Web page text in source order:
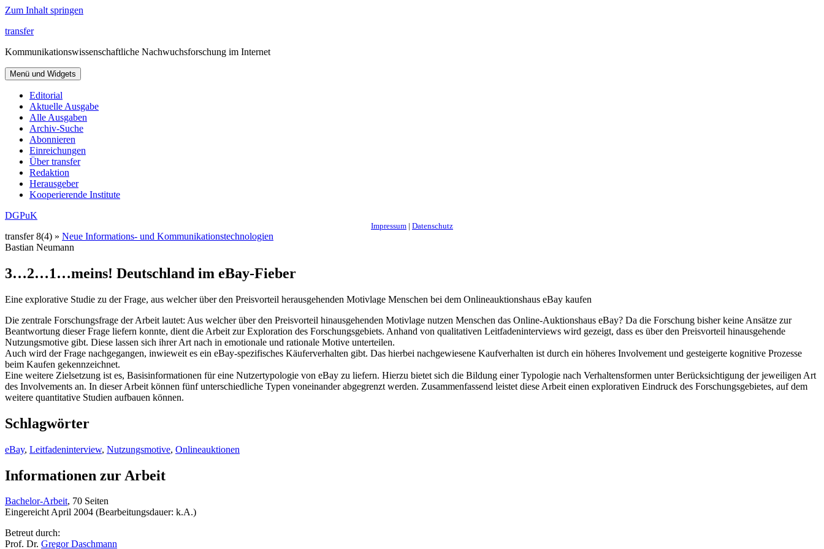
Zum Inhalt springen
transfer
Kommunikationswissenschaftliche Nachwuchsforschung im Internet
Menü und Widgets
Editorial
Aktuelle Ausgabe
Alle Ausgaben
Archiv-Suche
Abonnieren
Einreichungen
Über transfer
Redaktion
Herausgeber
Kooperierende Institute
DGPuK
Impressum | Datenschutz
transfer 8(4) » Neue Informations- und Kommunikationstechnologien
Bastian Neumann
3…2…1…meins! Deutschland im eBay-Fieber
Eine explorative Studie zu der Frage, aus welcher über den Preisvorteil herausgehenden Motivlage Menschen bei dem Onlineauktionshaus eBay kaufen
Die zentrale Forschungsfrage der Arbeit lautet: Aus welcher über den Preisvorteil hinausgehenden Motivlage nutzen Menschen das Online-Auktionshaus eBay? Da die Forschung bisher keine Ansätze zur
Beantwortung dieser Frage liefern konnte, dient die Arbeit zur Exploration des Forschungsgebiets. Anhand von qualitativen Leitfadeninterviews wird gezeigt, dass es über den Preisvorteil hinausgehende
Nutzungsmotive gibt. Diese lassen sich ihrer Art nach in emotionale und rationale Motive unterteilen.
Auch wird der Frage nachgegangen, inwieweit es ein eBay-spezifisches Käuferverhalten gibt. Das hierbei nachgewiesene Kaufverhalten ist durch ein höheres Involvement und gesteigerte kognitive Prozesse
beim Kaufen gekennzeichnet.
Eine weitere Zielsetzung ist es, Basisinformationen für eine Nutzertypologie von eBay zu liefern. Hierzu bietet sich die Bildung einer Typologie nach Verhaltensformen unter Berücksichtigung der jeweiligen Art
des Involvements an. In dieser Arbeit können fünf unterschiedliche Typen voneinander abgegrenzt werden. Zusammenfassend leistet diese Arbeit einen explorativen Eindruck des Forschungsgebietes, auf dem
weitere quantitative Studien aufbauen können.
Schlagwörter
eBay, Leitfadeninterview, Nutzungsmotive, Onlineauktionen
Informationen zur Arbeit
Bachelor-Arbeit, 70 Seiten
Eingereicht April 2004 (Bearbeitungsdauer: k.A.)
Betreut durch:
Prof. Dr. Gregor Daschmann